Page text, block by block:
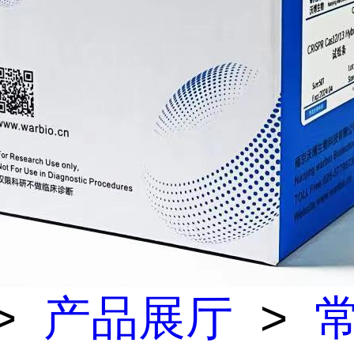
产品展厅 >